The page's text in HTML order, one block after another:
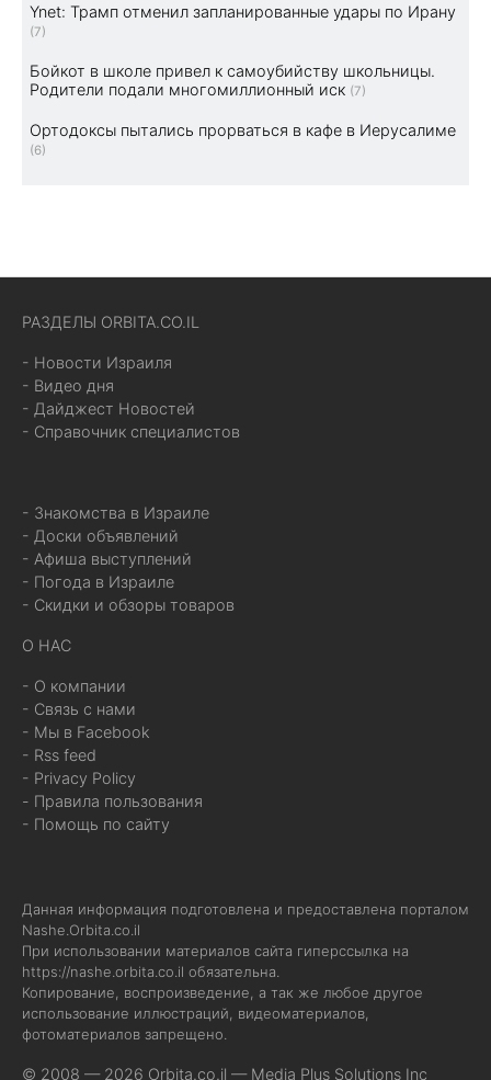
Ynet: Трамп отменил запланированные удары по Ирану
(7)
Бойкот в школе привел к самоубийству школьницы.
Родители подали многомиллионный иск (7)
Ортодоксы пытались прорваться в кафе в Иерусалиме
(6)
РАЗДЕЛЫ ORBITA.CO.IL
- Новости Израиля
- Видео дня
- Дайджест Новостей
- Справочник специалистов
- Знакомства в Израиле
- Доски объявлений
- Афиша выступлений
- Погода в Израиле
- Скидки и обзоры товаров
О НАС
- О компании
- Связь с нами
- Мы в Facebook
- Rss feed
- Privacy Policy
- Правила пользования
- Помощь по сайту
Данная информация подготовлена и предоставлена порталом
Nashe.Orbita.co.il
При использовании материалов сайта гиперссылка на
https://nashe.orbita.co.il обязательна.
Копирование, воспроизведение, а так же любое другое
использование иллюстраций, видеоматериалов,
фотоматериалов запрещено.
© 2008 — 2026 Orbita.co.il — Media Plus Solutions Inc